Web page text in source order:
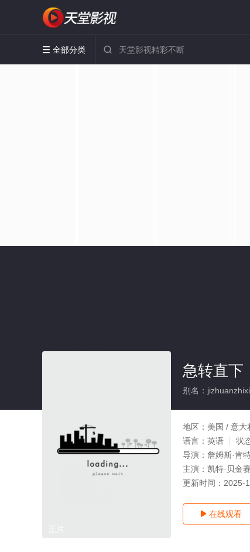
 全部分类 
急转直下
别名：
地区： 美国 / 意大
语言： 英语 状
导演： 詹姆斯·肯
主演： 凯特·贝金
更新时间： 2025-
 在线观看